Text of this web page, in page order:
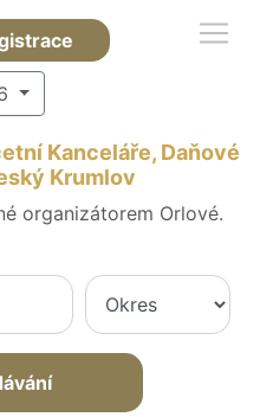
Kanceláře, Daňové
Krumlov
organizátorem Orlové.